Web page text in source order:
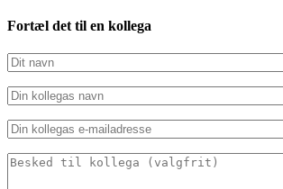
Fortæl det til en kollega